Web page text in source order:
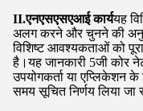
II.एनएसएसएआई कार्ययह
अलग करने और चुनने की
विशिष्ट आवश्यकताओं को
है।यह जानकारी 5जी कोर
उपयोगकर्ता या एप्लिकेशन
समय सूचित निर्णय लिया